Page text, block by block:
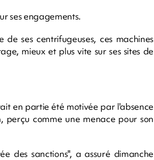
ses engagements.
ses centrifugeuses, ces machines
mieux et plus vite sur ses sites de
en partie été motivée par l'absence
perçu comme une menace pour son
des sanctions", a assuré dimanche